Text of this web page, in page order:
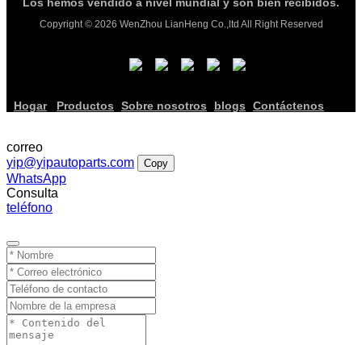
Copyright © 2026 WenZhou LianHeng Co.,ltd All Right Reserved
Hogar Productos Sobre nosotros blogs Contáctenos
correo
yip@yipautoparts.com
Copy
WhatsApp
Consulta
teléfono